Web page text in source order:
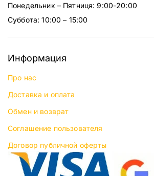
Понедельник – Пятниця: 9:00-20:00
Суббота: 10:00 – 15:00
Информация
Про нас
Доставка и оплата
Обмен и возврат
Соглашение пользователя
Договор публичной оферты